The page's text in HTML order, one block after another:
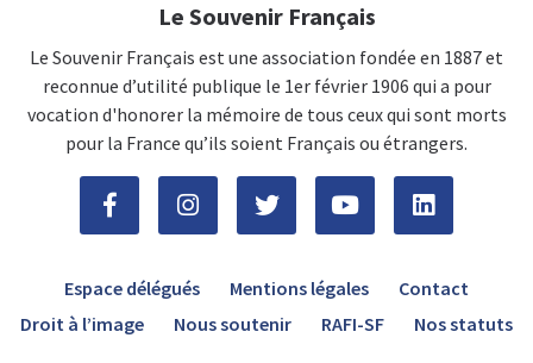
Le Souvenir Français
Le Souvenir Français est une association fondée en 1887 et
reconnue d’utilité publique le 1er février 1906 qui a pour
vocation d'honorer la mémoire de tous ceux qui sont morts
pour la France qu’ils soient Français ou étrangers.
Espace délégués Mentions légales
Contact
Droit à l’image
Nous soutenir RAFI-SF Nos statuts